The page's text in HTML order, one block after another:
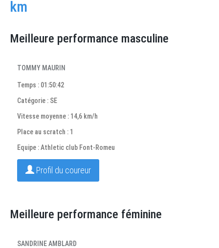
km
Meilleure performance masculine
TOMMY MAURIN
Temps : 01:50:42
Catégorie : SE
Vitesse moyenne : 14,6 km/h
Place au scratch : 1
Equipe : Athletic club Font-Romeu
Profil du coureur
Meilleure performance féminine
SANDRINE AMBLARD